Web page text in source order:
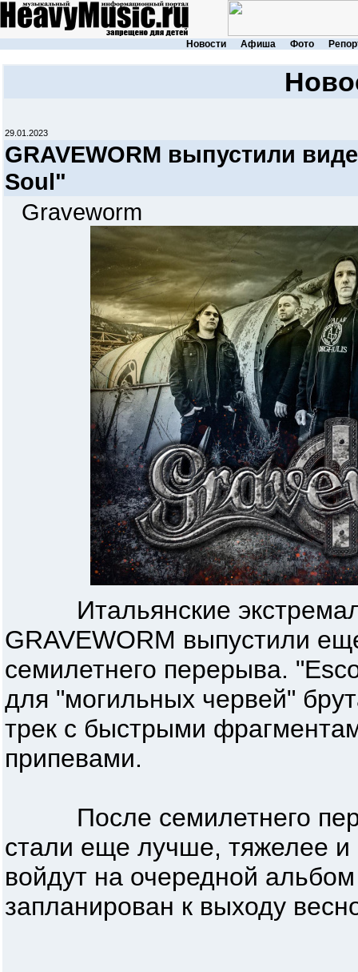
Новости Афиша Фото
29.01.2023
GRAVEWORM выпустили
Soul"
Graveworm
Итальянские
GRAVEWORM выпустили
семилетнего перерыва.
для "могильных червей"
трек с быстрыми
припевами.
После семилетнего
стали еще лучше, тяжелее
войдут на очередной
запланирован к выходу